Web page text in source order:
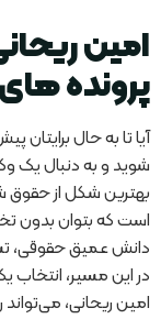
امین
پرونده
آیا تا به حال برایتان
شوید و به دنبال یک
بهترین شکل از حقوق
است که بتوان بدون
دانش عمیق حقوقی،
در این مسیر،
امین ریحانی،